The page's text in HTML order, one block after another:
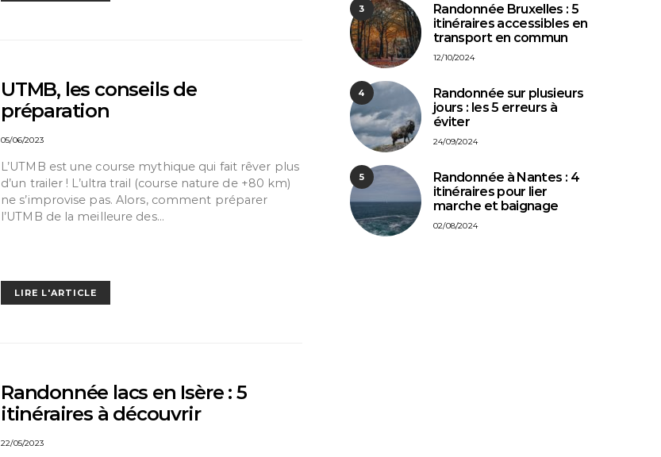
UTMB, les conseils de
préparation
05/06/2023
L’UTMB est une course mythique qui fait rêver plus
d’un trailer ! L’ultra trail (course nature de +80 km)
ne s’improvise pas. Alors, comment préparer
l’UTMB de la meilleure des…
LIRE L'ARTICLE
Randonnée lacs en Isère : 5
itinéraires à découvrir
22/05/2023
3
Randonnée Bruxelles : 5
itinéraires accessibles en
transport en commun
12/10/2024
4
Randonnée sur plusieurs
jours : les 5 erreurs à
éviter
24/09/2024
5
Randonnée à Nantes : 4
itinéraires pour lier
marche et baignage
02/08/2024